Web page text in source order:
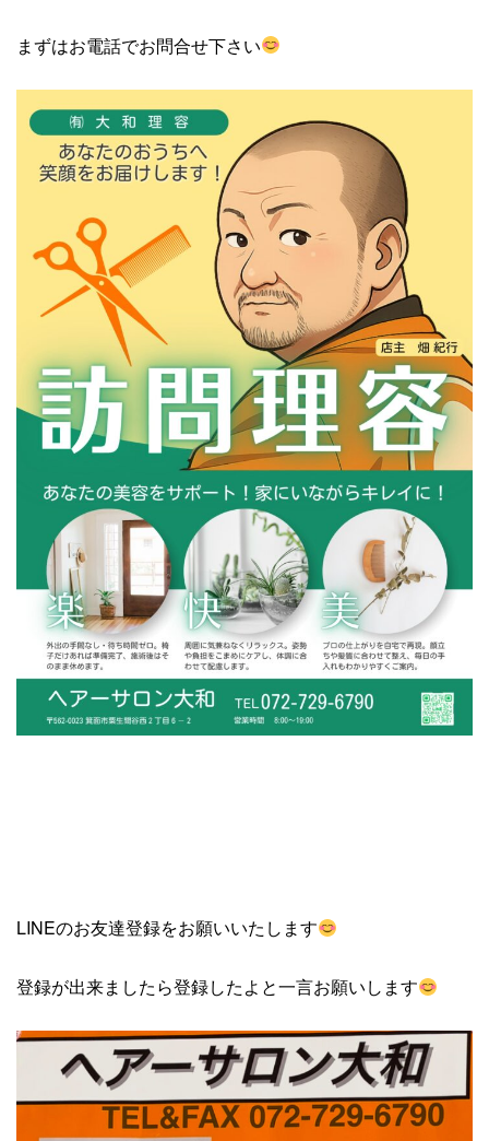
まずはお電話でお問合せ下さい
LINEのお友達登録をお願いいたします
登録が出来ましたら登録したよと一言お願いします